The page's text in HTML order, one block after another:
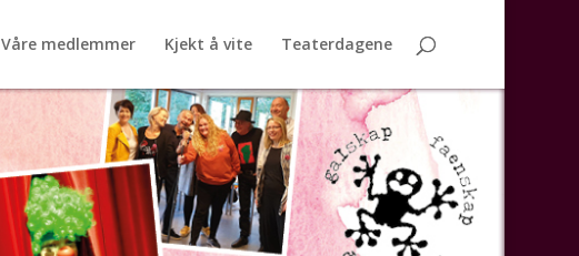
Våre medlemmer Kjekt å vite Teaterdagene